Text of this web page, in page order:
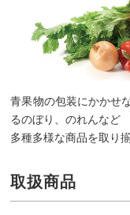
青果物の包装にかかせ
るのぼり、のれんなど
多種多様な商品を取り
取扱商品